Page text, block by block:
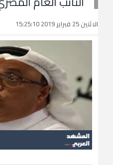
الاثنين 25 فبراير 2019 15:25:10